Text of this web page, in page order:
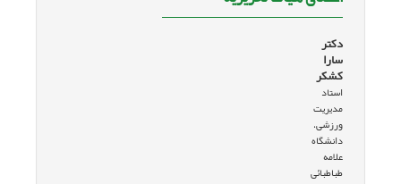
دکتر
سارا
کشکر
استاد
مدیریت
ورزشی،
دانشگاه
علامه
طباطبائی